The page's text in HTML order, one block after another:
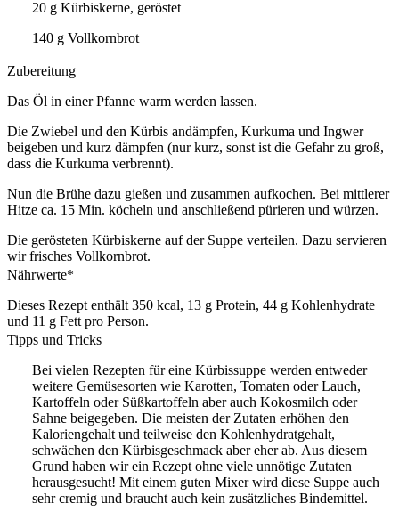
20 g Kürbiskerne, geröstet
140 g Vollkornbrot
Zubereitung
Das Öl in einer Pfanne warm werden lassen.
Die Zwiebel und den Kürbis andämpfen, Kurkuma und Ingwer
beigeben und kurz dämpfen (nur kurz, sonst ist die Gefahr zu groß,
dass die Kurkuma verbrennt).
Nun die Brühe dazu gießen und zusammen aufkochen. Bei mittlerer
Hitze ca. 15 Min. köcheln und anschließend pürieren und würzen.
Die gerösteten Kürbiskerne auf der Suppe verteilen. Dazu servieren
wir frisches Vollkornbrot.
Nährwerte*
Dieses Rezept enthält 350 kcal, 13 g Protein, 44 g Kohlenhydrate
und 11 g Fett pro Person.
Tipps und Tricks
Bei vielen Rezepten für eine Kürbissuppe werden entweder
weitere Gemüsesorten wie Karotten, Tomaten oder Lauch,
Kartoffeln oder Süßkartoffeln aber auch Kokosmilch oder
Sahne beigegeben. Die meisten der Zutaten erhöhen den
Kaloriengehalt und teilweise den Kohlenhydratgehalt,
schwächen den Kürbisgeschmack aber eher ab. Aus diesem
Grund haben wir ein Rezept ohne viele unnötige Zutaten
herausgesucht! Mit einem guten Mixer wird diese Suppe auch
sehr cremig und braucht auch kein zusätzliches Bindemittel.